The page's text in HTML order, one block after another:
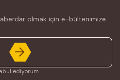
olmak için e-bültenimize
ediyorum.